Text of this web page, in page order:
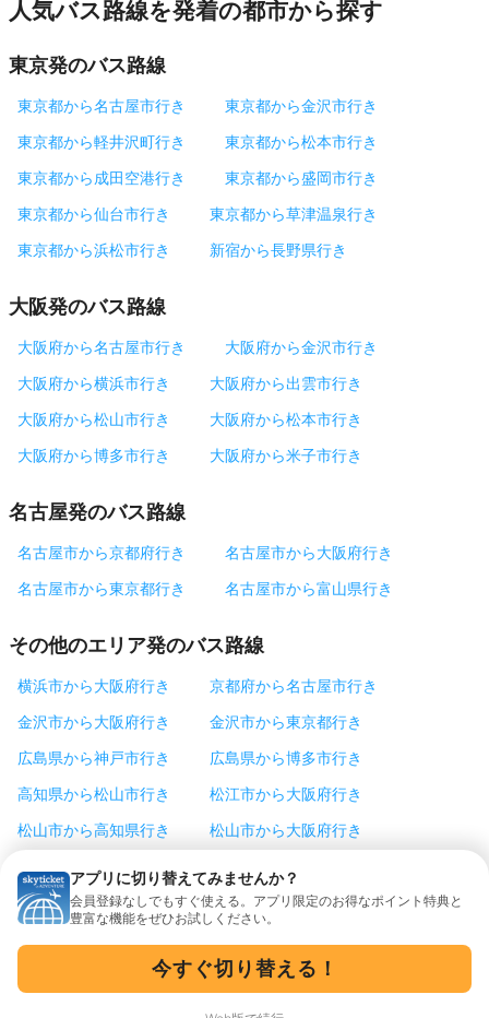
アプリに切り替えてみませんか？
会員登録なしでもすぐ使える。アプリ限定のお得なポイント特典と
豊富な機能をぜひお試しください。
今すぐ切り替える！
人気バス路線を発着の都市から探す
東京発のバス路線
東京都から名古屋市行き
東京都から金沢市行き
東京都から軽井沢町行き
東京都から松本市行き
東京都から成田空港行き
東京都から盛岡市行き
東京都から仙台市行き
東京都から草津温泉行き
東京都から浜松市行き
新宿から長野県行き
大阪発のバス路線
大阪府から名古屋市行き
大阪府から金沢市行き
大阪府から横浜市行き
大阪府から出雲市行き
大阪府から松山市行き
大阪府から松本市行き
大阪府から博多市行き
大阪府から米子市行き
名古屋発のバス路線
名古屋市から京都府行き
名古屋市から大阪府行き
名古屋市から東京都行き
名古屋市から富山県行き
その他のエリア発のバス路線
横浜市から大阪府行き
京都府から名古屋市行き
金沢市から大阪府行き
金沢市から東京都行き
広島県から神戸市行き
広島県から博多市行き
高知県から松山市行き
松江市から大阪府行き
松山市から高知県行き
松山市から大阪府行き
松本市から東京都行き
神戸市から徳島県行き
盛岡市から東京都行き
浜松市から東京都行き
富山県から名古屋市行き